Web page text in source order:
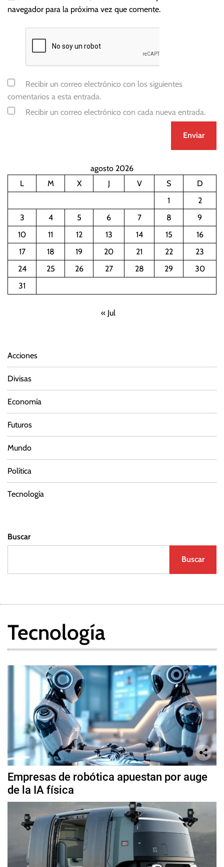
navegador para la próxima vez que comente.
Recibir un correo electrónico con los siguientes
comentarios a esta entrada.
Recibir un correo electrónico con cada nueva entrada.
agosto 2026
L
M X J V S
D
1
2
3
4 5 6 7 8
9
10
11 12 13 14 15
16
17
18 19 20 21 22
23
24
25 26 27 28 29
30
31
« Jul
Acciones
Divisas
Economía
Futuros
Mundo
Política
Tecnología
Buscar
Buscar
Tecnología
Empresas de robótica apuestan por auge
de la IA física